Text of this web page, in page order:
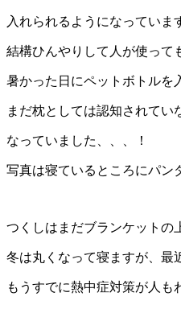
入れられるようになっていま
結構ひんやりして人が使って
暑かった日にペットボトルを
まだ枕としては認知されて
なっていました、、、！
写真は寝ているところにパン
つくしはまだブランケットの
冬は丸くなって寝ますが、最
もうすでに熱中症対策が人も